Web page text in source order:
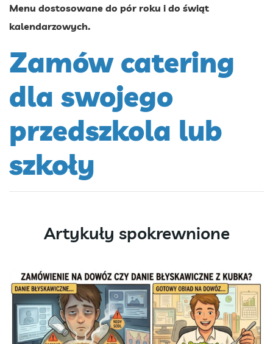
Menu dostosowane do pór roku i do świąt
kalendarzowych.
Zamów catering
dla swojego
przedszkola lub
szkoły
Artykuły spokrewnione